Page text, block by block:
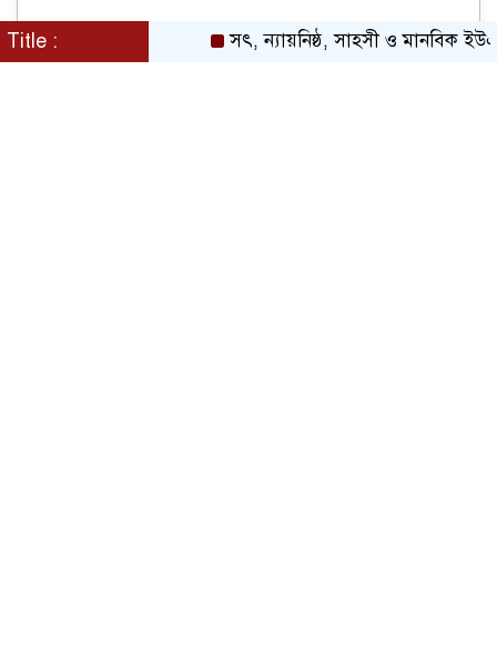
Title : সৎ, ন্যায়নিষ্ঠ, সাহসী ও মানবিক ইউএনও